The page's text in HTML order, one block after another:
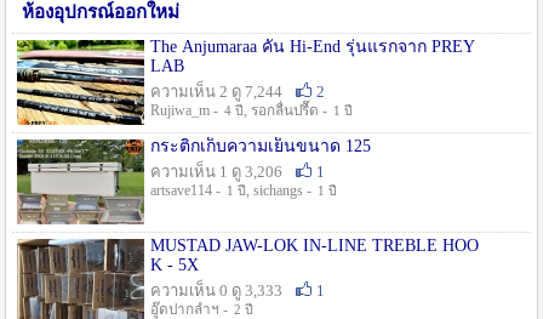
ห้องอุปกรณ์ออกใหม่
The Anjumaraa คัน Hi-End รุ่นแรกจาก PREY
LAB
ความเห็น 2 ดู 7,244
2
Rujiwa_m - 4 ปี , รอกลื่นปรื๊ด - 1 ปี
กระติกเก็บความเย็นขนาด 125
ความเห็น 1 ดู 3,206
1
artsave114 - 1 ปี , sichangs - 1 ปี
MUSTAD JAW-LOK IN-LINE TREBLE HOO
K - 5X
ความเห็น 0 ดู 3,333
1
อู๊ดปากลำฯ - 2 ปี